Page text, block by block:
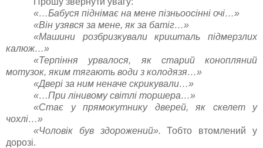
«…Бабуся піднімає на мене пізньоосінні очі…»
«Він узявся за мене, як за батіг…»
«Машини розбризкували кришталь підмерзлих
калюж…»
«Терпіння урвалося, як старий конопляний
мотузок, яким тягають води з колодязя…»
«Двері за ним неначе скрикували…»
«…При лінивому світлі торшера…»
«Стає у прямокутнику дверей, як скелет у
чохлі…»
«Чоловік був здорожений». Тобто втомлений у
дорозі.